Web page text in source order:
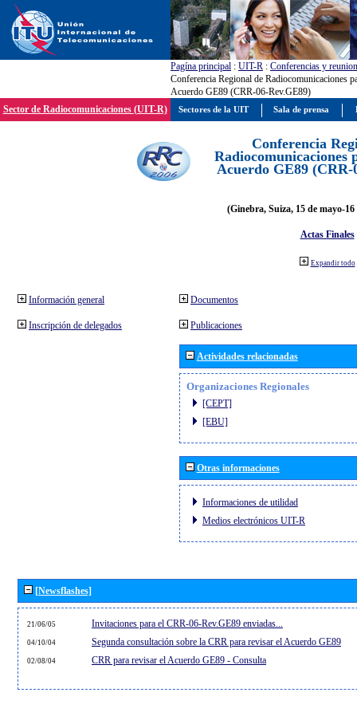
Pagína principal : UIT-R : Conferencias y
Conferencia Regional de Radiocomunicaciones
Acuerdo GE89 (CRR-06-Rev.GE89)
Sector de Radiocomunicaciones (UIT-R)
Conferencia
Radiocomunicaciones
Acuerdo GE89 (CRR-
(Ginebra, Suiza, 15 de mayo-
Actas Finales
Expandir todo
Información general
Inscripción de delegados
Documentos
Publicaciones
Actividades relacionadas
Organizaciones Regionales
[CEPT]
[EBU]
Otras informaciones
Informaciones de utilidad
Medios electrónicos UIT-R
[Newsflashes]
21/06/05 Invitaciones para el CRR-06-Rev.GE89 enviadas...
04/10/04 Segunda consultación sobre la CRR para revisar el Acuerdo GE89
02/08/04 CRR para revisar el Acuerdo GE89 - Consulta
Sectores de la UIT Sala de prensa